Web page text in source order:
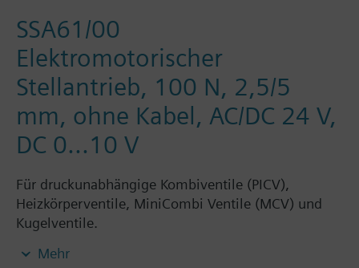
SSA61/00
Elektromotorischer
Stellantrieb, 100 N, 2,5/5
mm, ohne Kabel, AC/DC 24 V,
DC 0...10 V
Für druckunabhängige Kombiventile (PICV),
Heizkörperventile, MiniCombi Ventile (MCV) und
Kugelventile.
Regelung in Applikationen für Heizkörper,
Mehr